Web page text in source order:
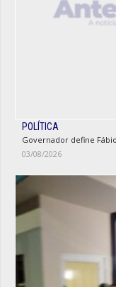
POLÍTICA
Governador define
03/08/2026